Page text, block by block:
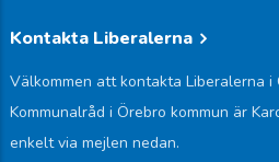
Kontakta Liberalerna
Välkommen att kontakta Liberalerna i
Kommunalråd i Örebro kommun är
enkelt via mejlen nedan.